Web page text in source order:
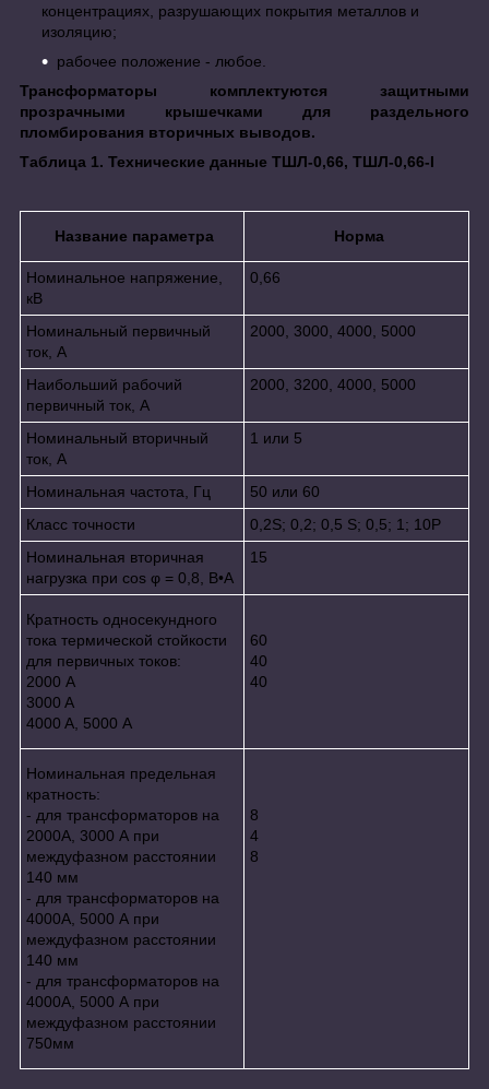
концентрациях, разрушающих покрытия металлов и
изоляцию;
рабочее положение - любое.
Трансформаторы комплектуются защитными
прозрачными крышечками для раздельного
пломбирования вторичных выводов.
Таблица 1. Технические данные ТШЛ-0,66, ТШЛ-0,66-I
Название параметра Норма
Номинальное напряжение,
кВ
0,66
Номинальный первичный
ток, А
2000, 3000, 4000, 5000
Наибольший рабочий
первичный ток, А
2000, 3200, 4000, 5000
Номинальный вторичный
ток, А
1 или 5
Номинальная частота, Гц
50 или 60
Класс точности
0,2S; 0,2; 0,5 S; 0,5; 1; 10P
Номинальная вторичная
нагрузка при cos φ = 0,8, В•А
15
Кратность односекундного
тока термической стойкости
для первичных токов:
2000 A
3000 A
4000 A, 5000 А
60
40
40
Номинальная предельная
кратность:
- для трансформаторов на
2000А, 3000 А при
междуфазном расстоянии
140 мм
- для трансформаторов на
4000А, 5000 А при
междуфазном расстоянии
140 мм
- для трансформаторов на
4000А, 5000 А при
междуфазном расстоянии
750мм
8
4
8